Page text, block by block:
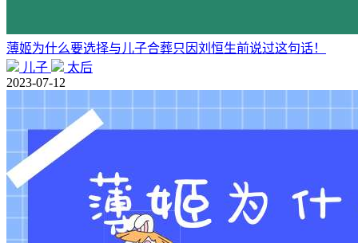
薄姬为什么要选择与儿子合葬只因刘恒生前说过这句话！
儿子
太后
2023-07-12